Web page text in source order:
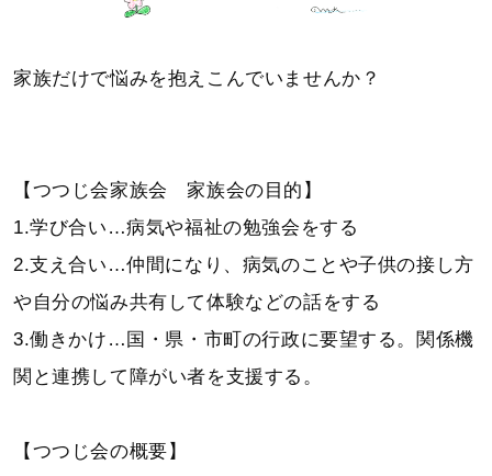
家族だけで悩みを抱えこんでいませんか？
【つつじ会家族会 家族会の目的】
1.学び合い…病気や福祉の勉強会をする
2.支え合い…仲間になり、病気のことや子供の接し方
や自分の悩み共有して体験などの話をする
3.働きかけ…国・県・市町の行政に要望する。関係機
関と連携して障がい者を支援する。
【つつじ会の概要】